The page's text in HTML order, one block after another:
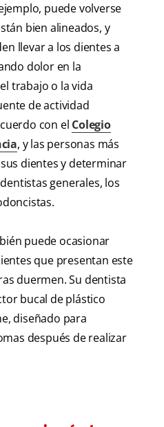
puede volverse
bien alineados, y
llevar a los dientes a
dolor en la
trabajo o la vida
de actividad
con el Colegio
, y las personas más
dientes y determinar
generales, los
puede ocasionar
que presentan este
duermen. Su dentista
bucal de plástico
diseñado para
después de realizar